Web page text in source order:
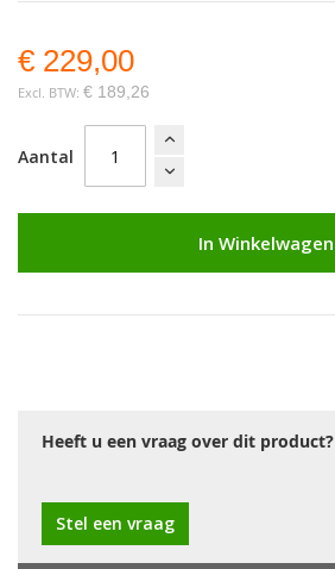
€ 229,00
€ 189,26
Aantal
In Winkelwagen
Heeft u een vraag over dit product?
Stel een vraag